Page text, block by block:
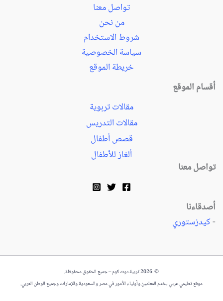
تواصل معنا
من نحن
شروط الاستخدام
سياسة الخصوصية
خريطة الموقع
أقسام الموقع
مقالات تربوية
مقالات التدريس
قصص أطفال
ألغاز للأطفال
تواصل معنا
أصدقاءنا
-كيدزستوري
© 2026 تربية دوت كوم – جميع الحقوق محفوظة.
موقع تعليمي عربي يخدم المعلمين وأولياء الأمور في مصر والسعودية والإمارات وجميع الوطن العربي.